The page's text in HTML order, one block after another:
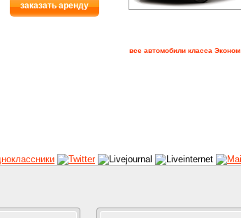
заказать аренду
все автомобили класса Эконом